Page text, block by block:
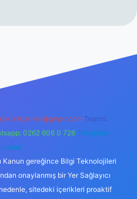
Teams:
0262 606 0 726 Telegram:
Kanun gereğince Bilgi Teknolojileri
onaylanmış bir Yer Sağlayıcı
sitedeki içerikleri proaktif